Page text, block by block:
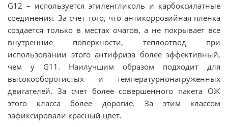
G12 – используется этиленгликоль и карбоксилатные
соединения. За счет того, что антикоррозийная пленка
создается только в местах очагов, а не покрывает все
внутренние поверхности, теплоотвод при
использовании этого антифриза более эффективный,
чем у G11. Наилучшим образом подходит для
высокооборотистых и температурнонагруженных
двигателей. За счет более совершенного пакета ОЖ
этого класса более дорогие. За этим классом
зафиксировали красный цвет.